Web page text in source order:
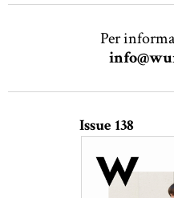
Per
Issue 138